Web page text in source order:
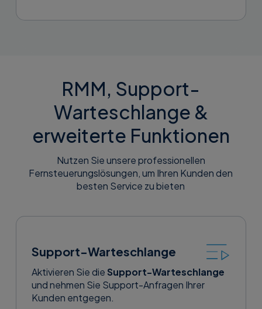
RMM, Support-
Warteschlange &
erweiterte Funktionen
Nutzen Sie unsere professionellen
Fernsteuerungslösungen, um Ihren Kunden den
besten Service zu bieten
Support-Warteschlange
Aktivieren Sie die Support-Warteschlange
und nehmen Sie Support-Anfragen Ihrer
Kunden entgegen.